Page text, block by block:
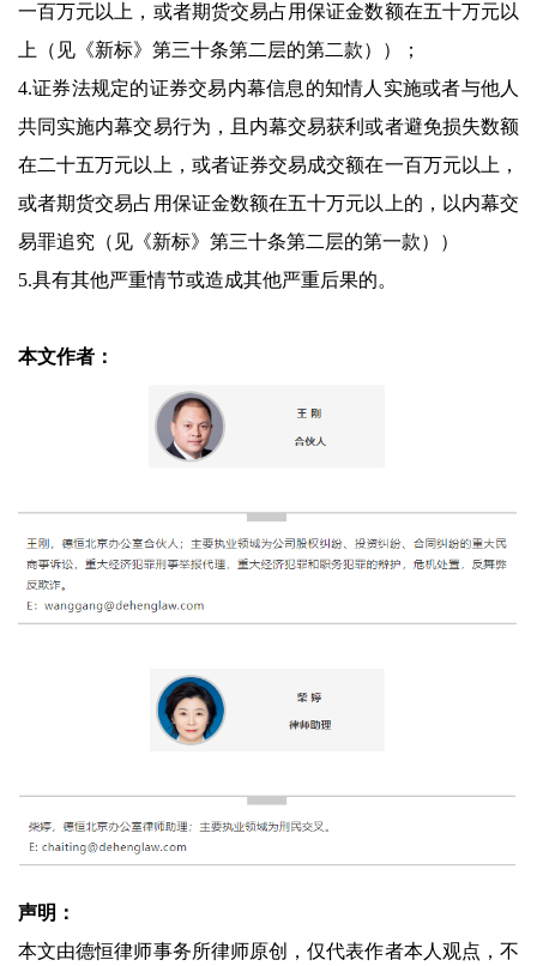
一百万元以上，或者期货交易占用保证金数额在五十万元以
上（见《新标》第三十条第二层的第二款））；
4.证券法规定的证券交易内幕信息的知情人实施或者与他人
共同实施内幕交易行为，且内幕交易获利或者避免损失数额
在二十五万元以上，或者证券交易成交额在一百万元以上，
或者期货交易占用保证金数额在五十万元以上的，以内幕交
易罪追究（见《新标》第三十条第二层的第一款））
5.具有其他严重情节或造成其他严重后果的。
本文作者：
声明：
本文由德恒律师事务所律师原创，仅代表作者本人观点，不